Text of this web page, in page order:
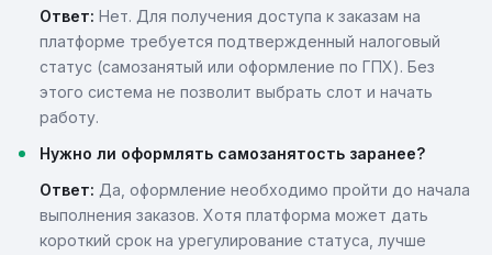
Ответ: Нет. Для получения доступа к заказам на
платформе требуется подтвержденный налоговый
статус (самозанятый или оформление по ГПХ). Без
этого система не позволит выбрать слот и начать
работу.
Нужно ли оформлять самозанятость заранее?
Ответ: Да, оформление необходимо пройти до начала
выполнения заказов. Хотя платформа может дать
короткий срок на урегулирование статуса, лучше